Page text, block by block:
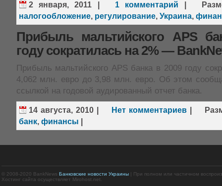
2 января, 2011 1 комментарий
налогообложение, регулирование, Украина,
Прибыль мальтийского APS
году сократилась на 2% —
Прибыль мальтийского APS банка в 2009 году
4,062 млн. евро до 3,98 млн. евро. Об этом
ссылкой на годовой аудированный отчет банка.
14 августа, 2010| Нет комментариев
банк, финансы
© 2008-2020 BankNews Банковские новости Украины| При полном или частичном
Хостинг сайта осуществляет Mirohost.net.